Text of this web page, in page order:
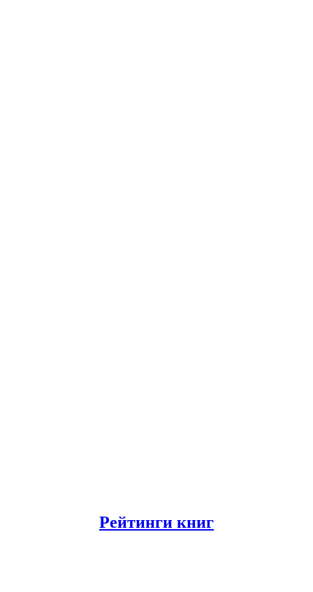
Рейтинги книг